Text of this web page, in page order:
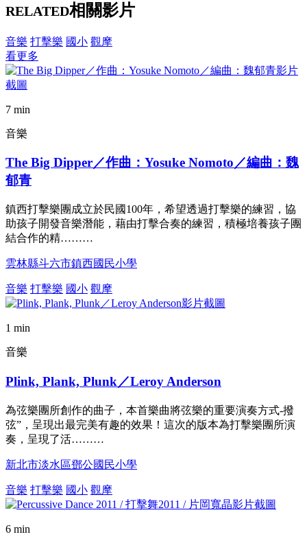
RELATED相關影片
音樂 打擊樂 國小 觀摩
看更多
7 min
音樂
The Big Dipper／作曲：Yosuke Nomoto／編曲：魏
郁青
鎮西打擊樂團成立於民國100年，希望透過打擊樂的練習，協
助孩子開發音樂潛能，藉由打擊合奏的練習，積極培養孩子團
結合作的精………
雲林縣斗六市鎮西國民小學
音樂 打擊樂 國小 觀摩
1 min
音樂
Plink, Plank, Plunk／Leroy Anderson
為弦樂團所創作的曲子，本首樂曲將弦樂的重要演奏方式-撥
弦”，呈現出最完美有趣的效果！這次的版本為打擊樂團所演
奏，呈現了活………
新北市淡水區鄧公國民小學
音樂 打擊樂 國小 觀摩
6 min